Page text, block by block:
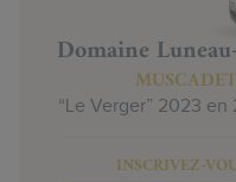
Domaine
“Le Verger” 2023
INSCRIVEZ-